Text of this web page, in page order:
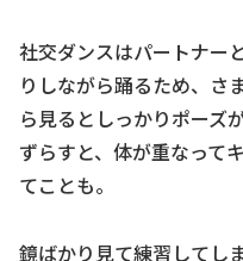
社交ダンスはパートナー
りしながら踊るため、さ
ら見るとしっかりポーズ
ずらすと、体が重なって
てことも。
鏡ばかり見て練習してし